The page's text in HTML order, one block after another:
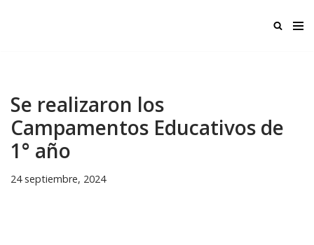
Se realizaron los
Campamentos Educativos de
1° año
24 septiembre, 2024